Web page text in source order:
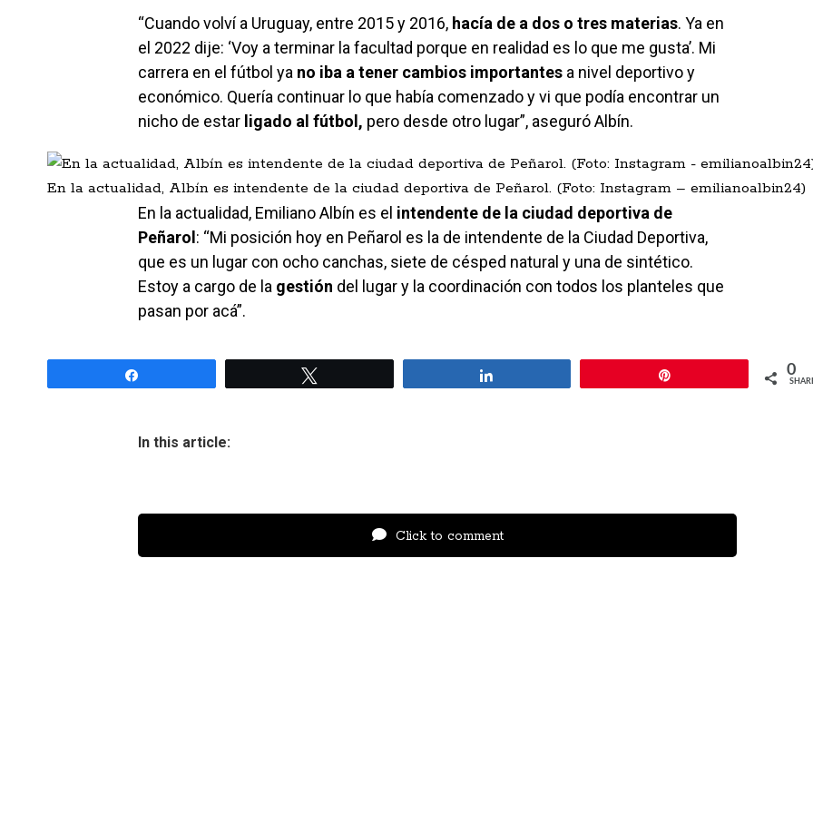
“Cuando volví a Uruguay, entre 2015 y 2016, hacía de a dos o tres materias. Ya en
el 2022 dije: ‘Voy a terminar la facultad porque en realidad es lo que me gusta’. Mi
carrera en el fútbol ya no iba a tener cambios importantes a nivel deportivo y
económico. Quería continuar lo que había comenzado y vi que podía encontrar un
nicho de estar ligado al fútbol, pero desde otro lugar”, aseguró Albín.
En la actualidad, Albín es intendente de la ciudad deportiva de Peñarol. (Foto: Instagram – emilianoalbin24)
En la actualidad, Emiliano Albín es el intendente de la ciudad deportiva de
Peñarol: “Mi posición hoy en Peñarol es la de intendente de la Ciudad Deportiva,
que es un lugar con ocho canchas, siete de césped natural y una de sintético.
Estoy a cargo de la gestión del lugar y la coordinación con todos los planteles que
pasan por acá”.
0
In this article:
Click to comment